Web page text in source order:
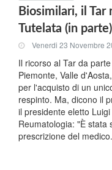
Biosimilari, il Tar
Tutelata (in
Venerdi 23 Novembre
Il ricorso al Tar da
Piemonte, Valle
per l'acquisto di un
respinto. Ma, dicono il
il presidente eletto
Reumatologia: "È stata
prescrizione del